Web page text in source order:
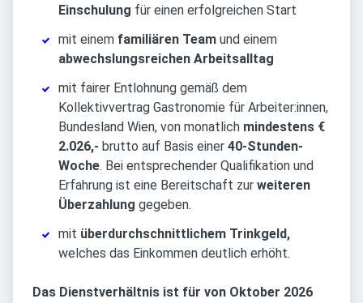
Einschulung für einen erfolgreichen Start
mit einem familiären Team und einem
abwechslungsreichen Arbeitsalltag
mit fairer Entlohnung gemäß dem
Kollektivvertrag Gastronomie für Arbeiter:innen,
Bundesland Wien, von monatlich mindestens €
2.026,- brutto auf Basis einer 40-Stunden-
Woche. Bei entsprechender Qualifikation und
Erfahrung ist eine Bereitschaft zur weiteren
Überzahlung gegeben.
mit überdurchschnittlichem Trinkgeld,
welches das Einkommen deutlich erhöht.
Das Dienstverhältnis ist für von Oktober 2026